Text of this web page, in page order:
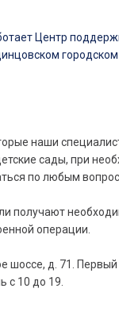
наши
сады, при
по любым
получают
операции.
шоссе, д. 71.
с 10 до 19.